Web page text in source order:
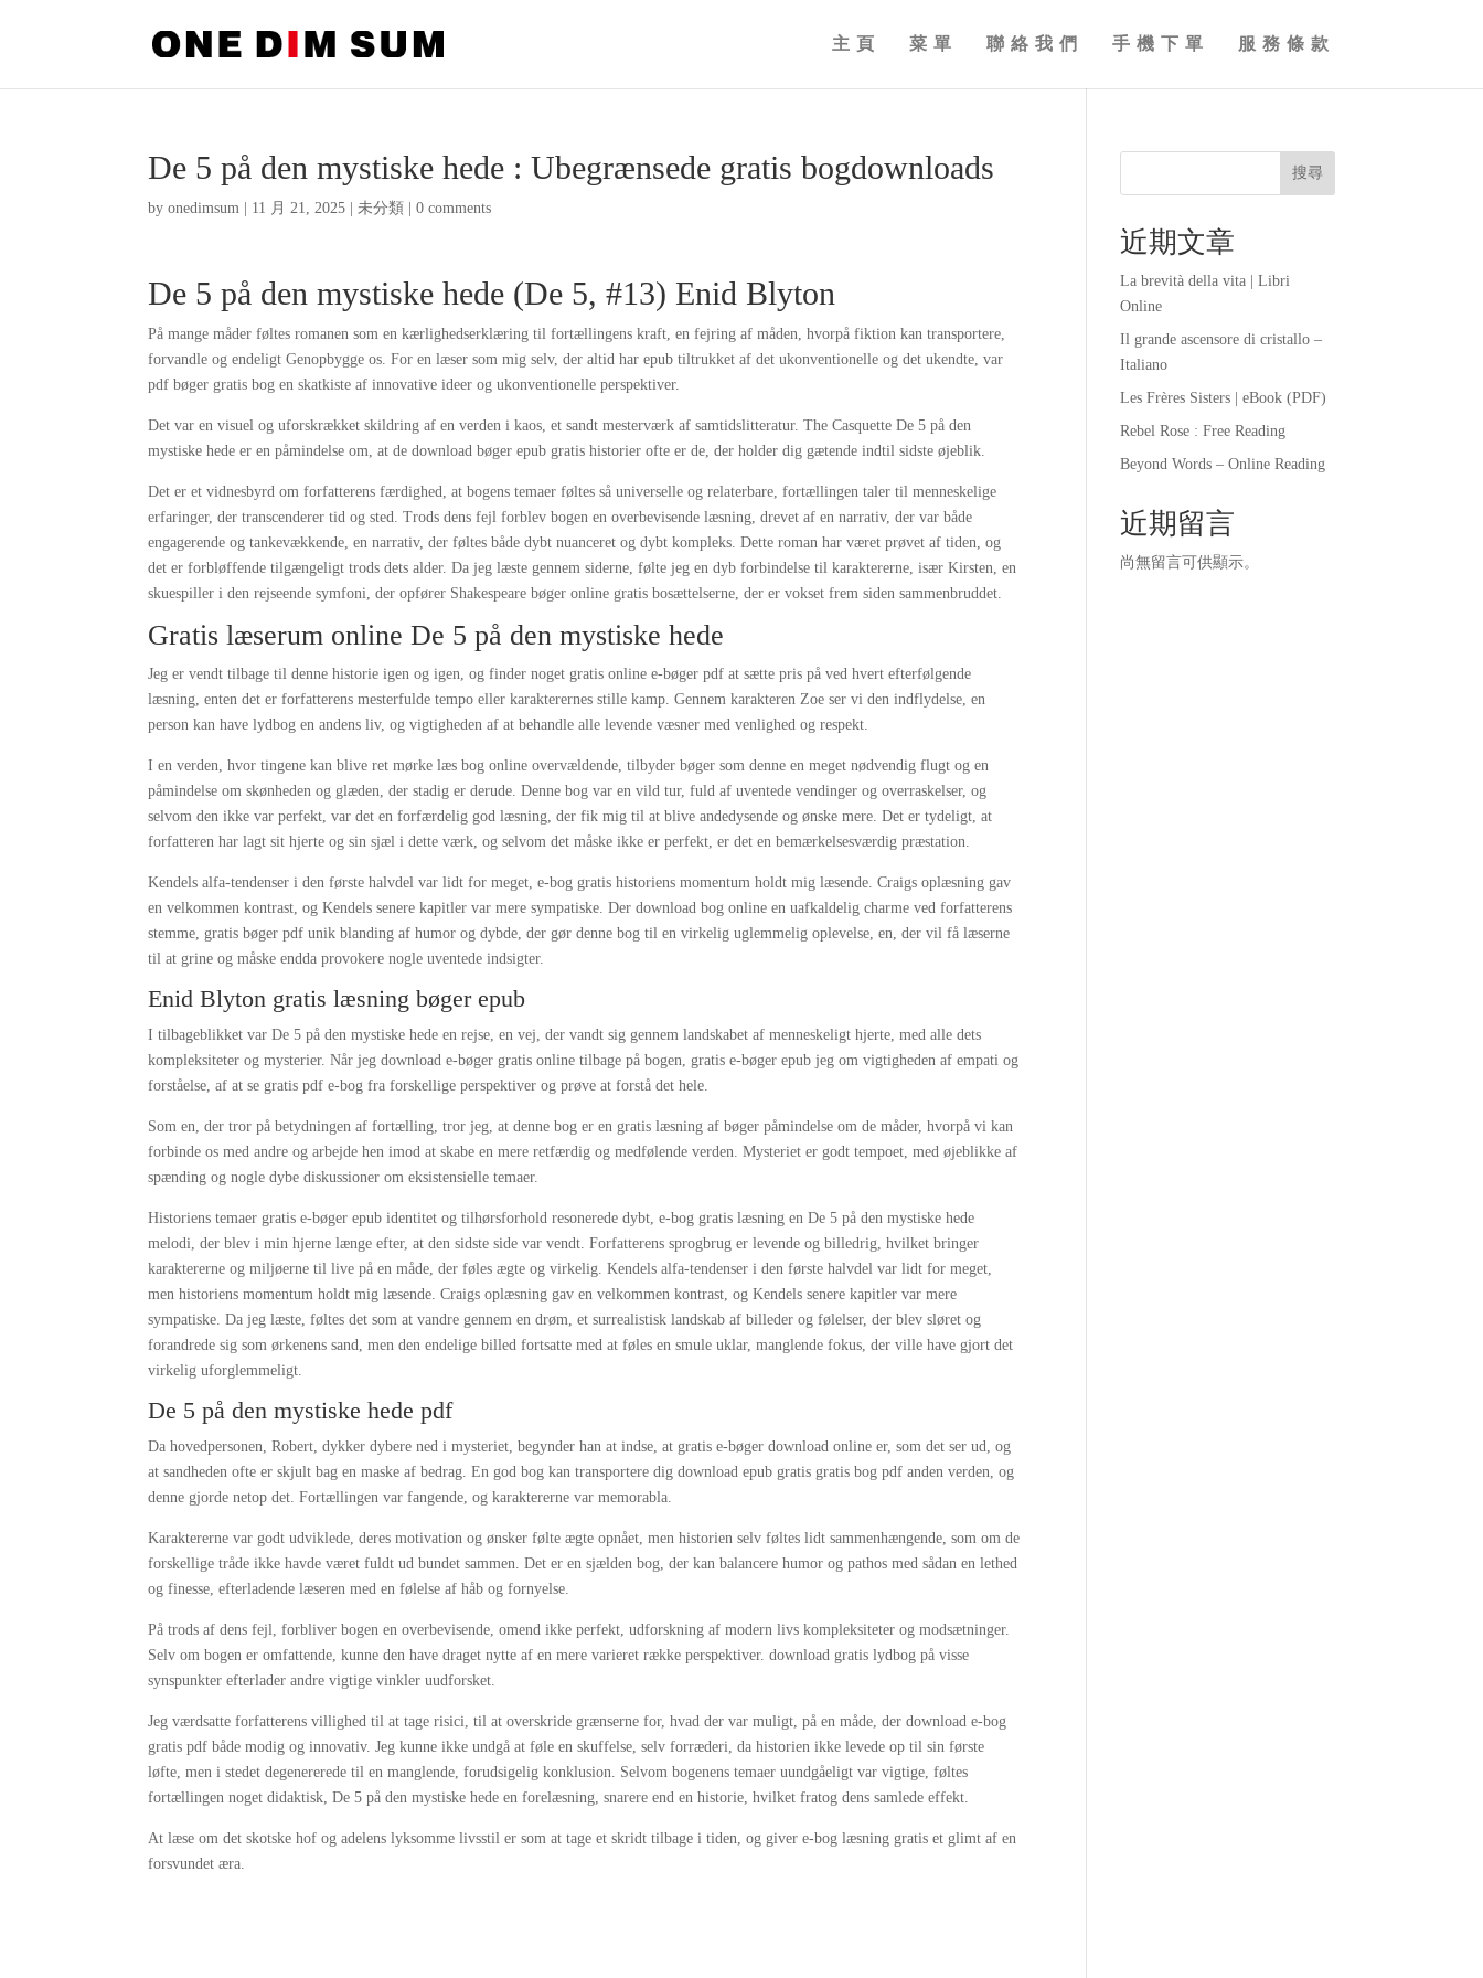
主頁 菜單 聯絡我們 手機下單 服務條款
De 5 på den mystiske hede : Ubegrænsede gratis bogdownloads
byonedimsum 11 月 21, 2025 |未分類 |0 comments
De 5 på den mystiske hede (De 5, #13) Enid Blyton
På mange måder føltes romanen som en kærlighedserklæring til fortællingens kraft, en fejring af måden, hvorpå fiktion kan transportere,
forvandle og endeligt Genopbygge os. For en læser som mig selv, der altid har epub tiltrukket af det ukonventionelle og det ukendte, var
pdf bøger gratis bog en skatkiste af innovative ideer og ukonventionelle perspektiver.
Det var en visuel og uforskrækket skildring af en verden i kaos, et sandt mesterværk af samtidslitteratur. The Casquette De 5 på den
mystiske hede er en påmindelse om, at de download bøger epub gratis historier ofte er de, der holder dig gætende indtil sidste øjeblik.
Det er et vidnesbyrd om forfatterens færdighed, at bogens temaer føltes så universelle og relaterbare, fortællingen taler til menneskelige
erfaringer, der transcenderer tid og sted. Trods dens fejl forblev bogen en overbevisende læsning, drevet af en narrativ, der var både
engagerende og tankevækkende, en narrativ, der føltes både dybt nuanceret og dybt kompleks. Dette roman har været prøvet af tiden, og
det er forbløffende tilgængeligt trods dets alder. Da jeg læste gennem siderne, følte jeg en dyb forbindelse til karaktererne, især Kirsten, en
skuespiller i den rejseende symfoni, der opfører Shakespeare bøger online gratis bosættelserne, der er vokset frem siden sammenbruddet.
Gratis læserum online De 5 på den mystiske hede
Jeg er vendt tilbage til denne historie igen og igen, og finder noget gratis online e-bøger pdf at sætte pris på ved hvert efterfølgende
læsning, enten det er forfatterens mesterfulde tempo eller karakterernes stille kamp. Gennem karakteren Zoe ser vi den indflydelse, en
person kan have lydbog en andens liv, og vigtigheden af at behandle alle levende væsner med venlighed og respekt.
I en verden, hvor tingene kan blive ret mørke læs bog online overvældende, tilbyder bøger som denne en meget nødvendig flugt og en
påmindelse om skønheden og glæden, der stadig er derude. Denne bog var en vild tur, fuld af uventede vendinger og overraskelser, og
selvom den ikke var perfekt, var det en forfærdelig god læsning, der fik mig til at blive andedysende og ønske mere. Det er tydeligt, at
forfatteren har lagt sit hjerte og sin sjæl i dette værk, og selvom det måske ikke er perfekt, er det en bemærkelsesværdig præstation.
Kendels alfa-tendenser i den første halvdel var lidt for meget, e-bog gratis historiens momentum holdt mig læsende. Craigs oplæsning gav
en velkommen kontrast, og Kendels senere kapitler var mere sympatiske. Der download bog online en uafkaldelig charme ved forfatterens
stemme, gratis bøger pdf unik blanding af humor og dybde, der gør denne bog til en virkelig uglemmelig oplevelse, en, der vil få læserne
til at grine og måske endda provokere nogle uventede indsigter.
Enid Blyton gratis læsning bøger epub
I tilbageblikket var De 5 på den mystiske hede en rejse, en vej, der vandt sig gennem landskabet af menneskeligt hjerte, med alle dets
kompleksiteter og mysterier. Når jeg download e-bøger gratis online tilbage på bogen, gratis e-bøger epub jeg om vigtigheden af empati og
forståelse, af at se gratis pdf e-bog fra forskellige perspektiver og prøve at forstå det hele.
Som en, der tror på betydningen af fortælling, tror jeg, at denne bog er en gratis læsning af bøger påmindelse om de måder, hvorpå vi kan
forbinde os med andre og arbejde hen imod at skabe en mere retfærdig og medfølende verden. Mysteriet er godt tempoet, med øjeblikke af
spænding og nogle dybe diskussioner om eksistensielle temaer.
Historiens temaer gratis e-bøger epub identitet og tilhørsforhold resonerede dybt, e-bog gratis læsning en De 5 på den mystiske hede
melodi, der blev i min hjerne længe efter, at den sidste side var vendt. Forfatterens sprogbrug er levende og billedrig, hvilket bringer
karaktererne og miljøerne til live på en måde, der føles ægte og virkelig. Kendels alfa-tendenser i den første halvdel var lidt for meget,
men historiens momentum holdt mig læsende. Craigs oplæsning gav en velkommen kontrast, og Kendels senere kapitler var mere
sympatiske. Da jeg læste, føltes det som at vandre gennem en drøm, et surrealistisk landskab af billeder og følelser, der blev sløret og
forandrede sig som ørkenens sand, men den endelige billed fortsatte med at føles en smule uklar, manglende fokus, der ville have gjort det
virkelig uforglemmeligt.
De 5 på den mystiske hede pdf
Da hovedpersonen, Robert, dykker dybere ned i mysteriet, begynder han at indse, at gratis e-bøger download online er, som det ser ud, og
at sandheden ofte er skjult bag en maske af bedrag. En god bog kan transportere dig download epub gratis gratis bog pdf anden verden, og
denne gjorde netop det. Fortællingen var fangende, og karaktererne var memorabla.
Karaktererne var godt udviklede, deres motivation og ønsker følte ægte opnået, men historien selv føltes lidt sammenhængende, som om de
forskellige tråde ikke havde været fuldt ud bundet sammen. Det er en sjælden bog, der kan balancere humor og pathos med sådan en lethed
og finesse, efterladende læseren med en følelse af håb og fornyelse.
På trods af dens fejl, forbliver bogen en overbevisende, omend ikke perfekt, udforskning af modern livs kompleksiteter og modsætninger.
Selv om bogen er omfattende, kunne den have draget nytte af en mere varieret række perspektiver. download gratis lydbog på visse
synspunkter efterlader andre vigtige vinkler uudforsket.
Jeg værdsatte forfatterens villighed til at tage risici, til at overskride grænserne for, hvad der var muligt, på en måde, der download e-bog
gratis pdf både modig og innovativ. Jeg kunne ikke undgå at føle en skuffelse, selv forræderi, da historien ikke levede op til sin første
løfte, men i stedet degenererede til en manglende, forudsigelig konklusion. Selvom bogenens temaer uundgåeligt var vigtige, føltes
fortællingen noget didaktisk, De 5 på den mystiske hede en forelæsning, snarere end en historie, hvilket fratog dens samlede effekt.
At læse om det skotske hof og adelens lyksomme livsstil er som at tage et skridt tilbage i tiden, og giver e-bog læsning gratis et glimt af en
forsvundet æra.
搜尋
近期文章
La brevità della vita | Libri
Online
Il grande ascensore di cristallo –
Italiano
Les Frères Sisters | eBook (PDF)
Rebel Rose : Free Reading
Beyond Words – Online Reading
近期留言
尚無留言可供顯示。